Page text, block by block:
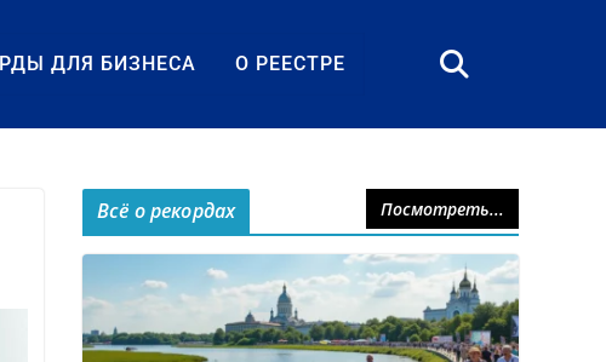
ДЛЯ БИЗНЕСА О РЕЕСТРЕ
Всё о рекордах Посмотреть...